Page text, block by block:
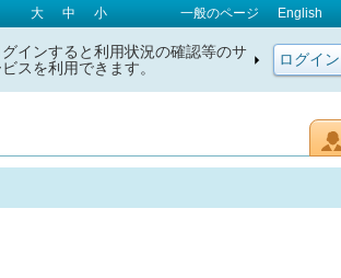
大 中 小 一般のページ English
グインすると利用状況の確認等のサ
スを利用できます。